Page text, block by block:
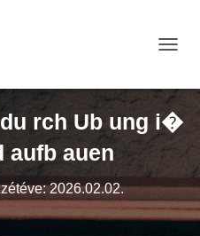
V
G
Á
I
B
rch Ub ung i�
aufb auen
2026.02.02.